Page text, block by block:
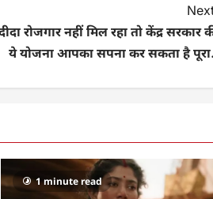
रोजगार नहीं मिल रहा तो केंद्र सरकार
ये योजना आपका सपना कर सकता है
1 minute read